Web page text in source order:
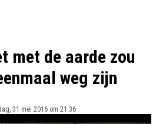
met de aarde zou
weg zijn
31 mei 2016 om 21:36